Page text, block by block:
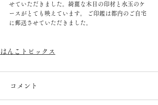
せていただきました。綺麗な木目の印材と水玉のケ
ースがとても映えています。 ご印鑑は都内のご自宅
に郵送させていただきました。
はんこトピックス
コメント